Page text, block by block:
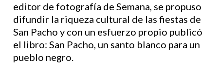
editor de fotografía de Semana, se propuso
difundir la riqueza cultural de las fiestas de
San Pacho y con un esfuerzo propio publicó
el libro: San Pacho, un santo blanco para un
pueblo negro.